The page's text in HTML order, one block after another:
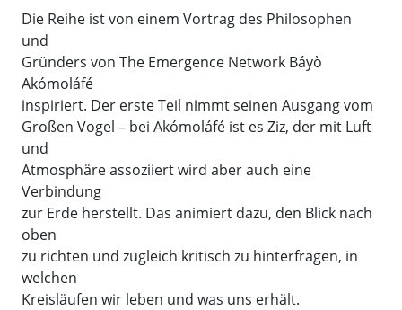
Die Reihe ist von einem Vortrag des Philosophen
und
Gründers von The Emergence Network Báyò
Akómoláfé
inspiriert. Der erste Teil nimmt seinen Ausgang vom
Großen Vogel – bei Akómoláfé ist es Ziz, der mit Luft
und
Atmosphäre assoziiert wird aber auch eine
Verbindung
zur Erde herstellt. Das animiert dazu, den Blick nach
oben
zu richten und zugleich kritisch zu hinterfragen, in
welchen
Kreisläufen wir leben und was uns erhält.